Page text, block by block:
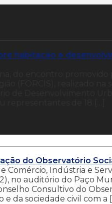
habitação e
do Observatório
Comércio, Indústria e
no auditório do Paço
Consultivo do
da sociedade civil com a